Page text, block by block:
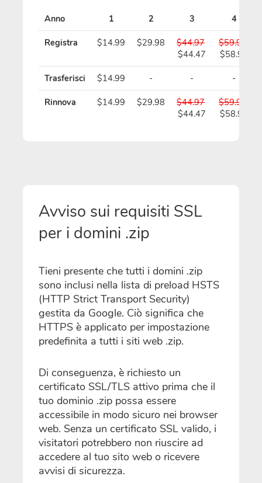
Anno 1 2 3 4
Registra $14.99 $29.98
$44.97
$44.47
$59.96
$58.96
Trasferisci $14.99 - - -
Rinnova $14.99 $29.98
$44.97
$44.47
$59.96
$58.96
Avviso sui requisiti SSL
per i domini .zip
Tieni presente che tutti i domini .zip
sono inclusi nella lista di preload HSTS
(HTTP Strict Transport Security)
gestita da Google. Ciò significa che
HTTPS è applicato per impostazione
predefinita a tutti i siti web .zip.
Di conseguenza, è richiesto un
certificato SSL/TLS attivo prima che il
tuo dominio .zip possa essere
accessibile in modo sicuro nei browser
web. Senza un certificato SSL valido, i
visitatori potrebbero non riuscire ad
accedere al tuo sito web o ricevere
avvisi di sicurezza.